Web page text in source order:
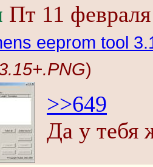
Пт 11
eeprom tool
)
>>649
Да у тебя